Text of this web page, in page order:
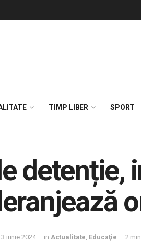
TIMP LIBER SPORT
detenție,
iunie 2024 in Actualitate, Educaţie 2 min